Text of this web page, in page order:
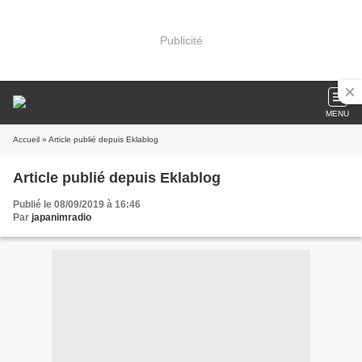
Publicité
MENU
Accueil » Article publié depuis Eklablog
Article publié depuis Eklablog
Publié le 08/09/2019 à 16:46
Par japanimradio